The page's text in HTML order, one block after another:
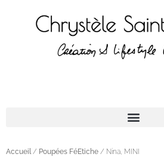
Accueil / Poupées FéEtiche / Nina, MINI